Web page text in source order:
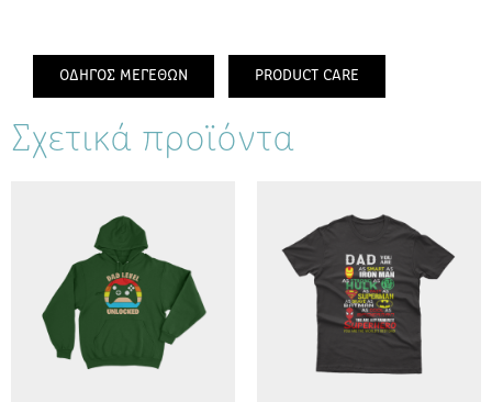
ΟΔΗΓΟΣ ΜΕΓΕΘΩΝ PRODUCT CARE
Σχετικά προϊόντα